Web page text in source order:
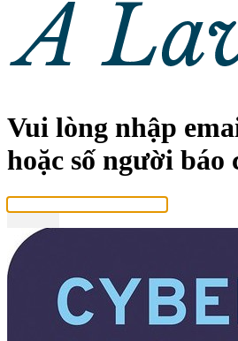
Vui lòng nhập
hoặc số người báo